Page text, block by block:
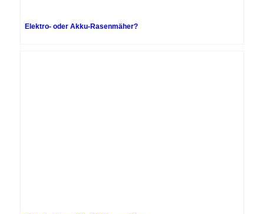
Elektro- oder Akku-Rasenmäher?